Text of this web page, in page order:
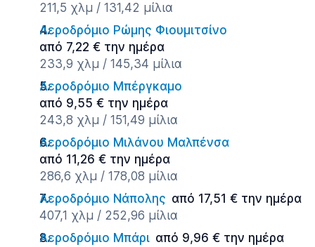
211,5 χλμ / 131,42 μίλια
Αεροδρόμιο Ρώμης Φιουμιτσίνο
από 7,22 € την ημέρα
233,9 χλμ / 145,34 μίλια
Αεροδρόμιο Μπέργκαμο
από 9,55 € την ημέρα
243,8 χλμ / 151,49 μίλια
Αεροδρόμιο Μιλάνου Μαλπένσα
από 11,26 € την ημέρα
286,6 χλμ / 178,08 μίλια
Αεροδρόμιο Νάπολης από 17,51 € την ημέρα
407,1 χλμ / 252,96 μίλια
Αεροδρόμιο Μπάρι από 9,96 € την ημέρα